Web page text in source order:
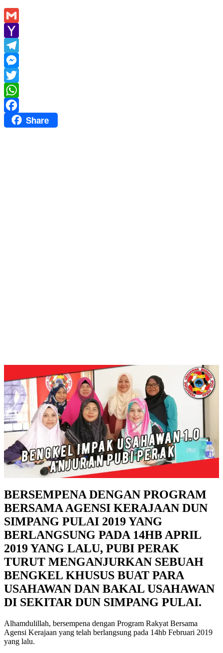
Gmail
Yahoo
Mail
Telegram
Messenger
Twitter
WhatsApp
FacebookShare
BERSEMPENA DENGAN PROGRAM
BERSAMA AGENSI KERAJAAN DUN
SIMPANG PULAI 2019 YANG
BERLANGSUNG PADA 14HB APRIL
2019 YANG LALU, PUBI PERAK
TURUT MENGANJURKAN SEBUAH
BENGKEL KHUSUS BUAT PARA
USAHAWAN DAN BAKAL USAHAWAN
DI SEKITAR DUN SIMPANG PULAI.
Alhamdulillah, bersempena dengan Program Rakyat Bersama
Agensi Kerajaan yang telah berlangsung pada 14hb Februari 2019
yang lalu.